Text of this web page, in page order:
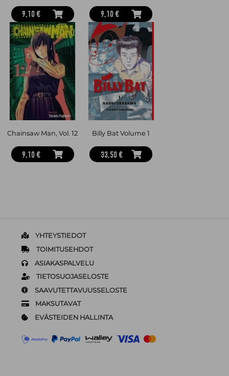
9,10 € 9,10 €
Chainsaw Man, Vol. 12
9,10 €
Billy Bat Volume 1
33,50 €
YHTEYSTIEDOT
TOIMITUSEHDOT
ASIAKASPALVELU
TIETOSUOJASELOSTE
SAAVUTETTAVUUSSELOSTE
MAKSUTAVAT
EVÄSTEIDEN HALLINTA